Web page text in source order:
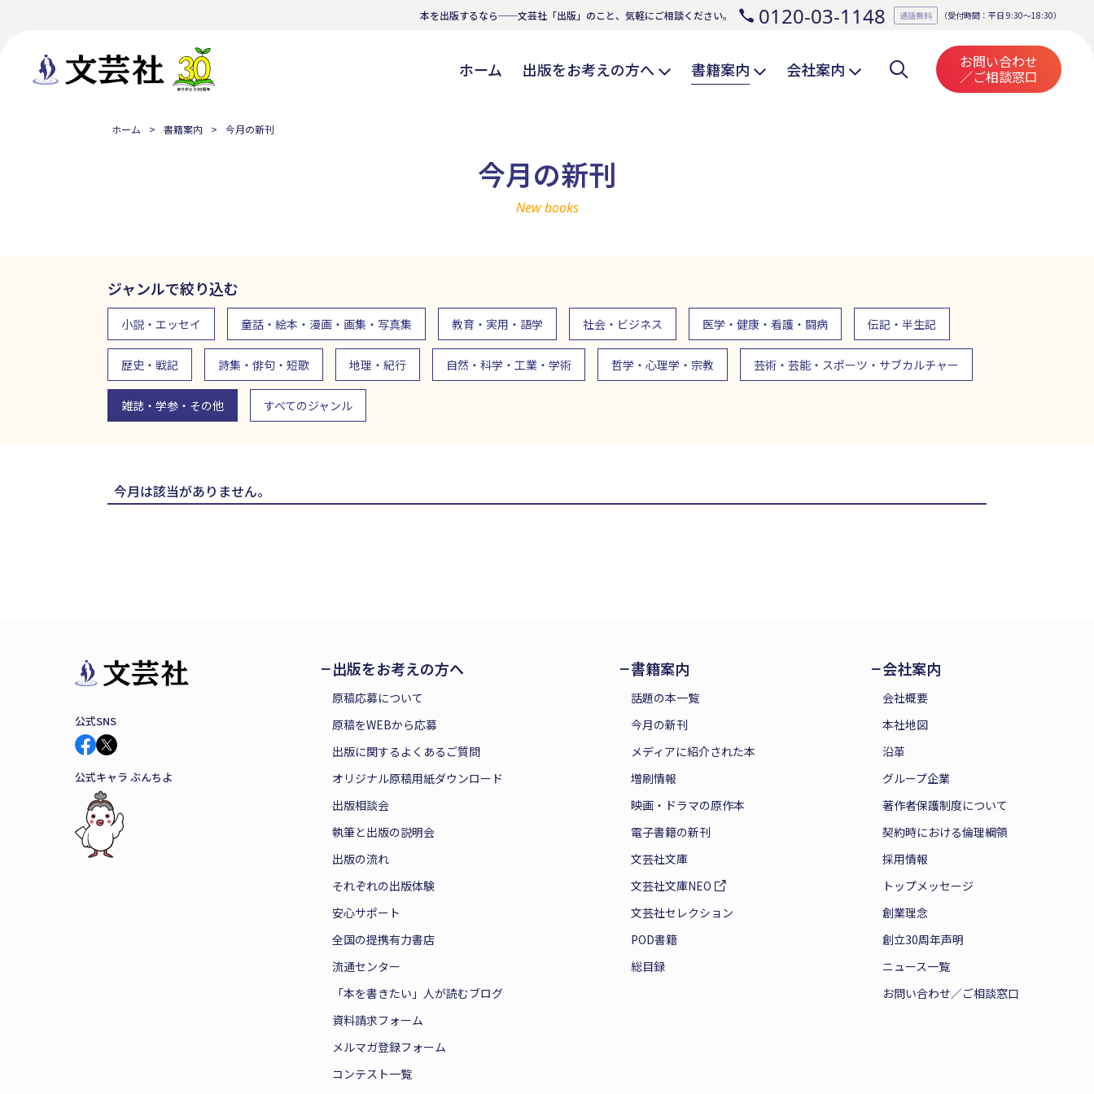
本を出版するなら──文芸社「出版」のこと、気軽にご相談ください。 0120-03-1148 通話無料 （受付時間：平日 9:30～18:30）
ホーム 出版をお考えの方へ 書籍案内 会社案内 お問い合わせ
／ご相談窓口
ホーム 書籍案内 今月の新刊
今月の新刊
New books
ジャンルで絞り込む
小説・エッセイ 童話・絵本・漫画・画集・写真集 教育・実用・語学 社会・ビジネス 医学・健康・看護・闘病 伝記・半生記
歴史・戦記 詩集・俳句・短歌 地理・紀行 自然・科学・工業・学術 哲学・心理学・宗教 芸術・芸能・スポーツ・サブカルチャー
雑誌・学参・その他 すべてのジャンル
今月は該当がありません。
公式SNS
公式キャラ ぶんちよ
出版をお考えの方へ
原稿応募について
原稿をWEBから応募
出版に関するよくあるご質問
オリジナル原稿用紙ダウンロード
出版相談会
執筆と出版の説明会
出版の流れ
それぞれの出版体験
安心サポート
全国の提携有力書店
流通センター
「本を書きたい」人が読むブログ
資料請求フォーム
メルマガ登録フォーム
コンテスト一覧
書籍案内
話題の本一覧
今月の新刊
メディアに紹介された本
増刷情報
映画・ドラマの原作本
電子書籍の新刊
文芸社文庫
文芸社文庫NEO
文芸社セレクション
POD書籍
総目録
会社案内
会社概要
本社地図
沿革
グループ企業
著作者保護制度について
契約時における倫理綱領
採用情報
トップメッセージ
創業理念
創立30周年声明
ニュース一覧
お問い合わせ／ご相談窓口